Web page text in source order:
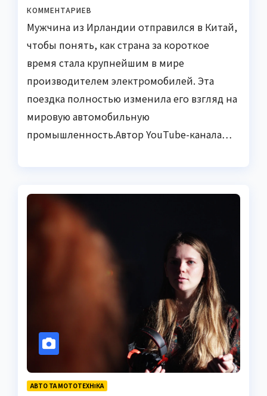
КОММЕНТАРИЕВ
Мужчина из Ирландии отправился в Китай,
чтобы понять, как страна за короткое
время стала крупнейшим в мире
производителем электромобилей. Эта
поездка полностью изменила его взгляд на
мировую автомобильную
промышленность.Автор YouTube-канала…
АВТО ТА МОТОТЕХНІКА